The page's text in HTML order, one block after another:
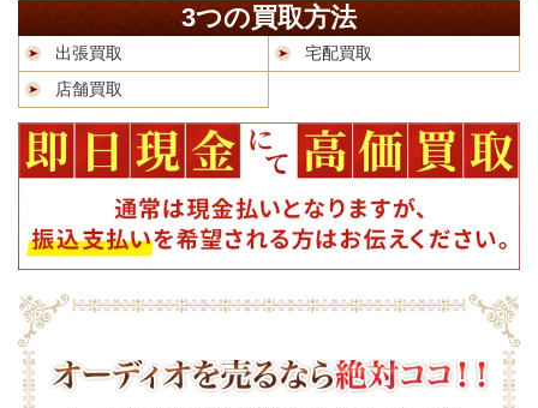
3つの買取方法
出張買取
宅配買取
店舗買取